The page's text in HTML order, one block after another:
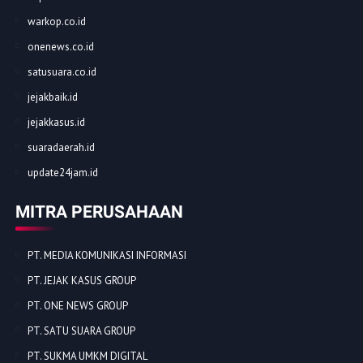
warkop.co.id
onenews.co.id
satusuara.co.id
jejakbaik.id
jejakkasus.id
suaradaerah.id
update24jam.id
MITRA PERUSAHAAN
PT. MEDIA KOMUNIKASI INFORMASI
PT. JEJAK KASUS GROUP
PT. ONE NEWS GROUP
PT. SATU SUARA GROUP
PT. SUKMA UMKM DIGITAL